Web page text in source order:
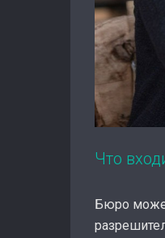
Что
Бюро